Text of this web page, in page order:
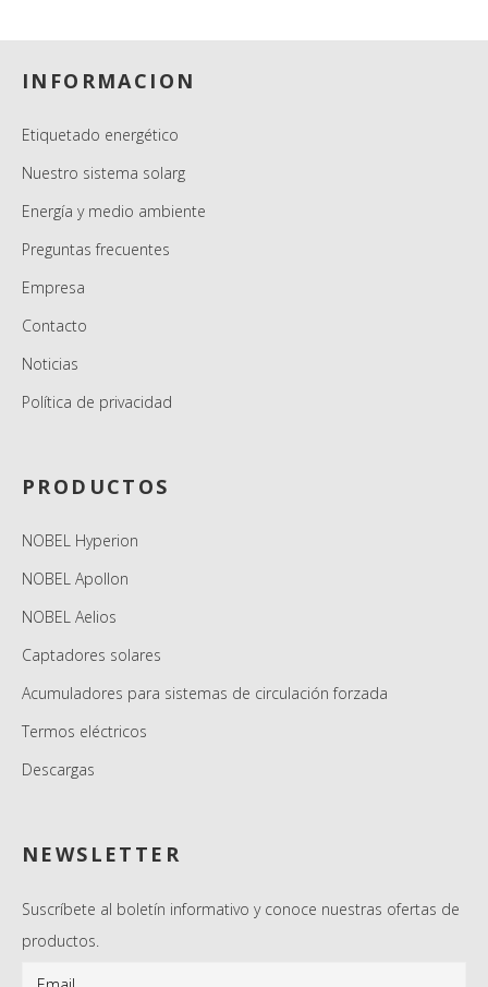
empresa para que ello realice un estudio relativo y
luego concluir en la selección del sistema adecuado.
INFORMACION
Etiquetado energético
Nuestro sistema solarg
Energía y medio ambiente
Preguntas frecuentes
Empresa
Contacto
Noticias
Política de privacidad
PRODUCTOS
NOBEL Hyperion
NOBEL Apollon
NOBEL Aelios
Captadores solares
Acumuladores para sistemas de circulación forzada
Termos eléctricos
Descargas
NEWSLETTER
Suscríbete al boletín informativo y conoce nuestras ofertas de
productos.